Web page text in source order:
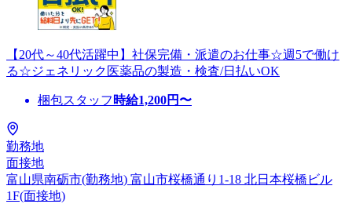
【20代～40代活躍中】社保完備・派遣のお仕事☆週5で働け
る☆ジェネリック医薬品の製造・検査/日払いOK
梱包スタッフ 時給1,200円〜
勤務地
面接地
富山県南砺市(勤務地) 富山市桜橋通り1-18 北日本桜橋ビル
1F(面接地)